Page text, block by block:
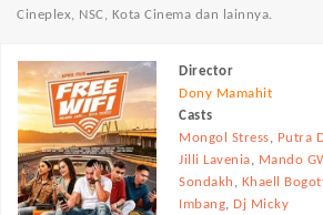
Cineplex, NSC, Kota Cinema dan lainnya.
Director
Dony Mamahit
Casts
Mongol Stress, Putra
Jilli Lavenia, Mando
Sondakh , Khaell
Imbang, Dj Micky